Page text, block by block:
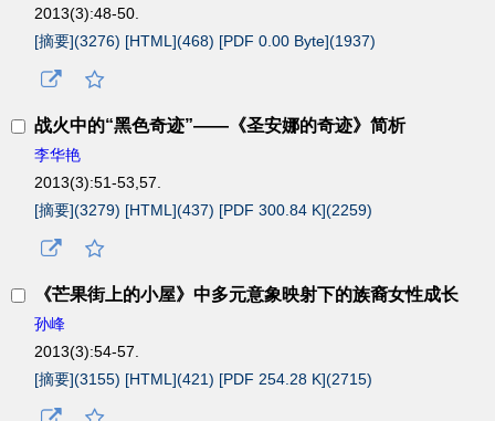
2013(3):48-50.
[摘要](3276) [HTML](468) [PDF 0.00 Byte](1937)
战火中的“黑色奇迹”——《圣安娜的奇迹》简析
李华艳
2013(3):51-53,57.
[摘要](3279) [HTML](437) [PDF 300.84 K](2259)
《芒果街上的小屋》中多元意象映射下的族裔女性成长
孙峰
2013(3):54-57.
[摘要](3155) [HTML](421) [PDF 254.28 K](2715)